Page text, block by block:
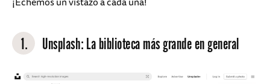
1. Unsplash: La biblioteca más grande en general